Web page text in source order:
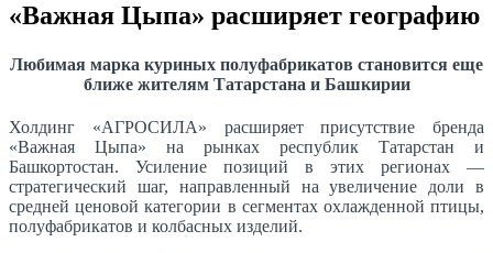
«Важная Цыпа» расширяет географию
Любимая марка куриных полуфабрикатов становится еще
ближе жителям Татарстана и Башкирии
Холдинг «АГРОСИЛА» расширяет присутствие бренда
«Важная Цыпа» на рынках республик Татарстан и
Башкортостан. Усиление позиций в этих регионах —
стратегический шаг, направленный на увеличение доли в
средней ценовой категории в сегментах охлажденной птицы,
полуфабрикатов и колбасных изделий.